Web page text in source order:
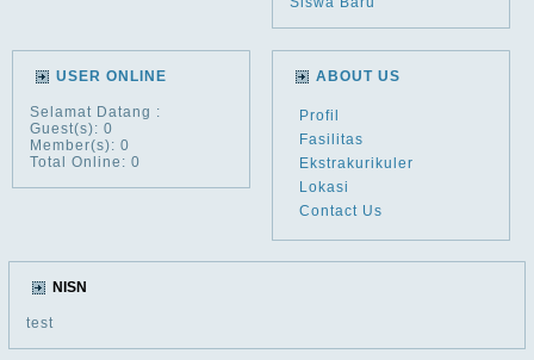
USER ONLINE
Selamat Datang :
Guest(s): 0
Member(s): 0
Total Online: 0
ABOUT US
Profil
Fasilitas
Ekstrakurikuler
Lokasi
Contact Us
NISN
test